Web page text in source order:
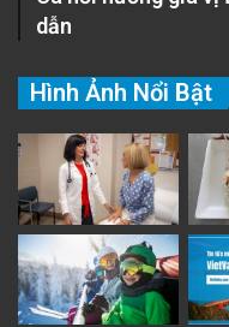
dẫn
Hình Ảnh Nổi Bật